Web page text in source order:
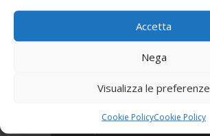
Accetta
Nega
Visualizza le preferenze
Cookie PolicyCookie Policy
Tg24